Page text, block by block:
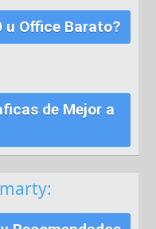
u Office Barato?
de Mejor a